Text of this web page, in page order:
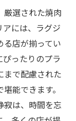
厳選された焼肉
には、ラグジ
る店が揃ってい
ったりのプラ
まで配慮された
能できます。
寂は、時間を忘